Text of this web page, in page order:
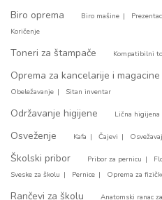
Biro oprema Biro mašine
Koričenje
Toneri za štampače Kompatibilni
Oprema za kancelarije i magacine
Obeležavanje
Sitan inventar
Održavanje higijene Lična higijena
Osveženje Kafa Čajevi
Školski pribor Pribor za pernicu
Sveske za školu
Pernice Oprema za
Rančevi za školu Anatomski ranac